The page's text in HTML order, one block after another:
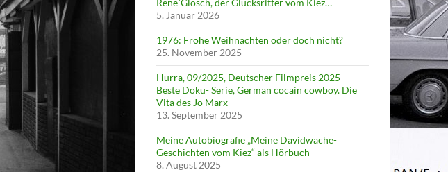
Rene´Glosch, der Glücksritter vom Kiez…
5. Januar 2026
1976: Frohe Weihnachten oder doch nicht?
25. November 2025
Hurra, 09/2025, Deutscher Filmpreis 2025-
Beste Doku- Serie, German cocain cowboy. Die
Vita des Jo Marx
13. September 2025
Meine Autobiografie „Meine Davidwache-
Geschichten vom Kiez“ als Hörbuch
8. August 2025